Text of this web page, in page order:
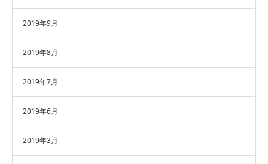
2019年9月
2019年8月
2019年7月
2019年6月
2019年3月